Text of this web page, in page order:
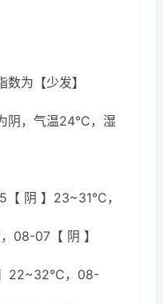
为【少发】
阴，气温24℃，湿
【 阴 】23~31℃，
08-07【 阴 】
22~32℃，08-